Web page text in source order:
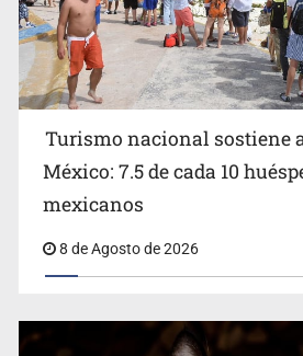
Belinda se corona como la más
Turismo nacional sostiene
México: 7.5 de cada 10
mexicanos
8 de Agosto de 2026